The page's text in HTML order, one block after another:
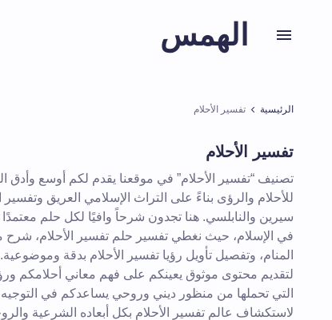
الهمس
الرئيسية تفسير الأحلام
تفسير الأحلام
تصنيف “تفسير الأحلام” في موقعنا يقدم لكم أوسع وأدق
للأحلام والرؤى بناءً على التراث الإسلامي العريق وتفسير
سيرين والنابلسي. هنا تجدون شرحاً وافيًا لكل حلم معتمدًا
في الإسلام، حيث نغطي تفسير حلم تفسير الأحلام، شرح
المنام، وتفصيل تأويل رؤيا تفسير الأحلام بدقة
لتقديم محتوى موثوق يعينكم على فهم معاني أحلامكم
التي تحملها من منظور ديني وروحي يساعدكم في التوجيه
لاستكشاف عالم تفسير الأحلام بكل أبعاده الشرعية